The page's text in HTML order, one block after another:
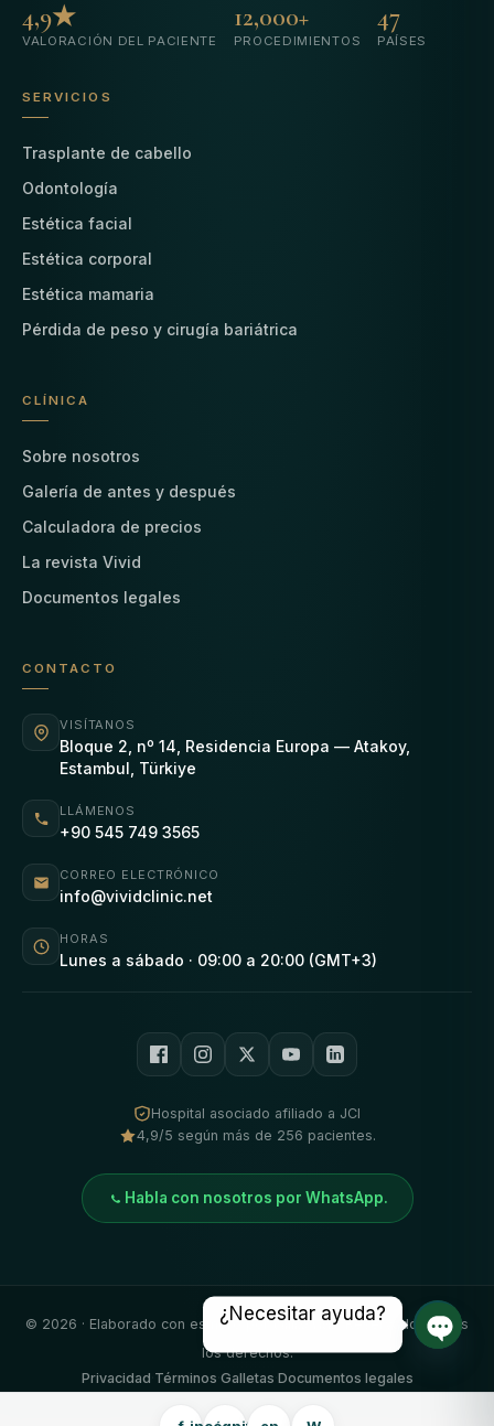
4,9★
VALORACIÓN DEL PACIENTE
12,000+
PROCEDIMIENTOS
47
PAÍSES
SERVICIOS
Trasplante de cabello
Odontología
Estética facial
Estética corporal
Estética mamaria
Pérdida de peso y cirugía bariátrica
CLÍNICA
Sobre nosotros
Galería de antes y después
Calculadora de precios
La revista Vivid
Documentos legales
CONTACTO
VISÍTANOS
Bloque 2, nº 14, Residencia Europa — Atakoy,
Estambul, Türkiye
LLÁMENOS
+90 545 749 3565
CORREO ELECTRÓNICO
info@vividclinic.net
HORAS
Lunes a sábado · 09:00 a 20:00 (GMT+3)
Hospital asociado afiliado a JCI
4,9/5 según más de 256 pacientes.
Habla con nosotros por WhatsApp.
© 2026 · Elaborado con esmero porClínica Vivid. Reservados todos
los derechos.
Privacidad Términos Galletas Documentos legales
¿Necesitar ayuda?